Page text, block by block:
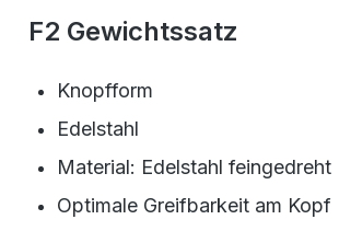
F2 Gewichtssatz
Knopfform
Edelstahl
Material: Edelstahl feingedreht
Optimale Greifbarkeit am Kopf